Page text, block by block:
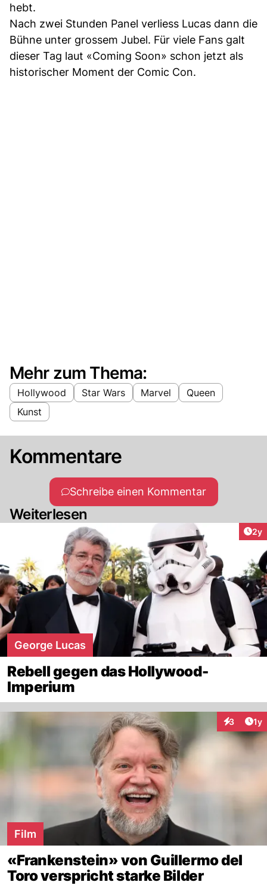
hebt.
Nach zwei Stunden Panel verliess Lucas dann die
Bühne unter grossem Jubel. Für viele Fans galt
dieser Tag laut «Coming Soon» schon jetzt als
historischer Moment der Comic Con.
Mehr zum Thema:
Hollywood Star Wars Marvel
Queen
Kunst
Kommentare
Schreibe einen Kommentar
Weiterlesen
2y
George Lucas
Rebell gegen das Hollywood-
Imperium
3 1y
Film
«Frankenstein» von Guillermo del
Toro verspricht starke Bilder